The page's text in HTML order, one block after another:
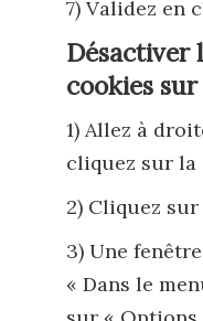
7) Validez en
Désactiver
cookies
1) Allez à
cliquez sur la
2) Cliquez
3) Une
« Dans le